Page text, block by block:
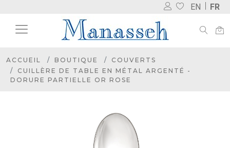
EN FR
ACCUEIL BOUTIQUE
COUVERTS
CUILLÈRE DE TABLE EN MÉTAL ARGENTÉ -
DORURE PARTIELLE OR ROSE